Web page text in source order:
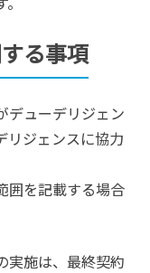
る事項
デューデリジェン
リジェンスに協力
囲を記載する場合
実施は、最終契約